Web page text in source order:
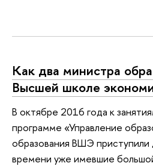
Как два министра
Высшей школе
В октябре 2016 года к
программе «Управление
образования ВШЭ приступили
времени уже имевшие